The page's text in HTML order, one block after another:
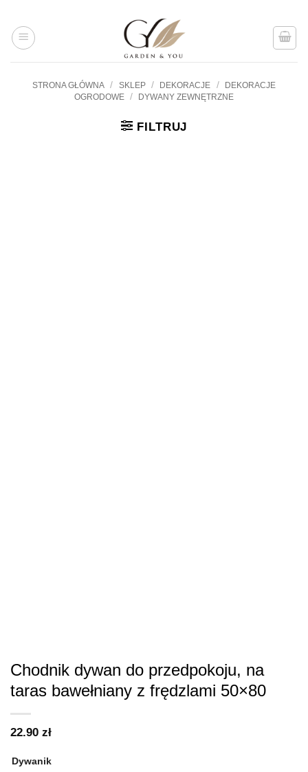
treści
STRONA GŁÓWNA / SKLEP / DEKORACJE /
DEKORACJE
OGRODOWE / DYWANY ZEWNĘTRZNE
FILTRUJ
Chodnik dywan do przedpokoju, na
taras bawełniany z frędzlami 50×80
22.90 zł
Dywanik